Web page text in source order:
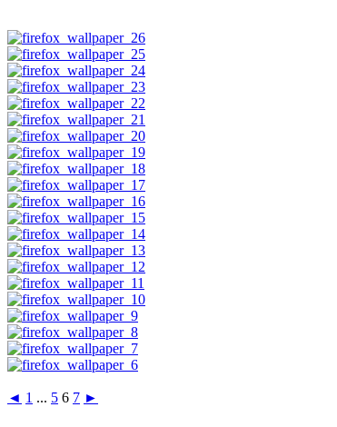
◄ 1 ... 5 6 7 ►